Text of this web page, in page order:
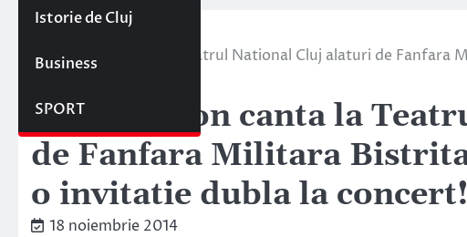
Istorie de Cluj
Business
SPORT
Stiri locale
Trupa byron canta la Teatrul National Cluj alaturi de Fanfara
Trupa byron canta la
de Fanfara Militara
o invitatie dubla la concert!
18 noiembrie 2014